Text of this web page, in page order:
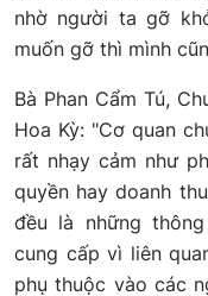
nhờ người ta gỡ
muốn gỡ thì mình
Bà Phan Cẩm Tú,
Hoa Kỳ: "Cơ quan
rất nhạy cảm như
quyền hay doanh
đều là những
cung cấp vì liên
phụ thuộc vào các